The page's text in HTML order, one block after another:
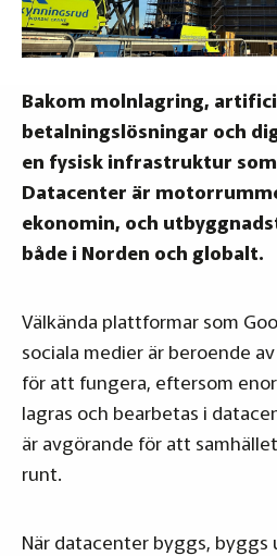
Bakom molnlagring,
betalningslösningar och
en fysisk infrastruktur
Datacenter är
ekonomin, och
både i Norden och globalt.
Välkända plattformar som
sociala medier är beroende
för att fungera, eftersom
lagras och bearbetas i
är avgörande för att
runt.
När datacenter byggs, byggs